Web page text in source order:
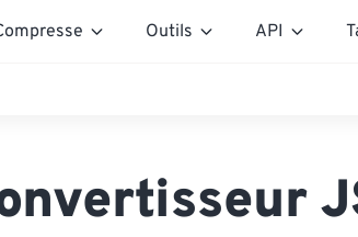
Outils API